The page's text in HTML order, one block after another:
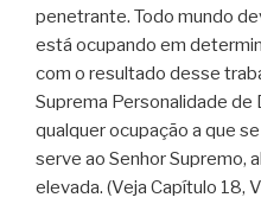
penetrante. Todo mundo
está ocupando em
com o resultado desse
Suprema Personalidade de
qualquer ocupação a que
serve ao Senhor Supremo,
elevada. (Veja Capítulo 18,